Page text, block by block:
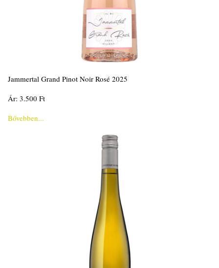
Jammertal Grand Pinot Noir Rosé 2025
Ár: 3.500 Ft
Bővebben...